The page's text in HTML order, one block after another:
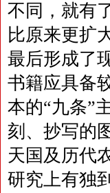
不同，就有
比原来更扩
最后形成了
书籍应具备
本的“九条”
刻、抄写的
天国及历代
研究上有独